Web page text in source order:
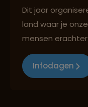
Dit jaar
land waar je
mensen
Infodagen